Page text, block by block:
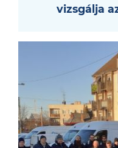
vizsgálja